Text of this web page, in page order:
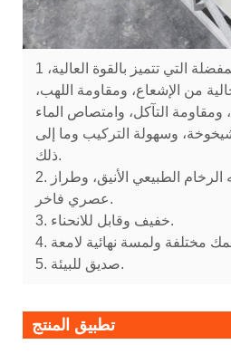
1 مواد البناء والديكور المفضلة التي تتميز بالقوة العالية،
من الإشعاع، ومقاومة اللهب،
ومقاومة التآكل، وامتصاص الماء
وسهولة التركيب وما إلى
ذلك.
2. ملمس واضح، يشبه الرخام الطبيعي الأنيق، وطراز
عصري فاخر.
3. خفيف وقابل للانحناء.
5. صديق للبيئة.
تطبيق المنتج